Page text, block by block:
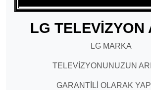
LG TELEVİZYON
LG MARKA
TELEVİZYONUNUZUN
GARANTİLİ OLARAK